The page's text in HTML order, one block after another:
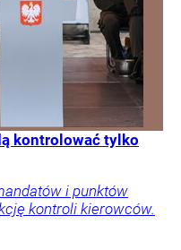
kontrolować tylko
i punktów
kontroli kierowców.